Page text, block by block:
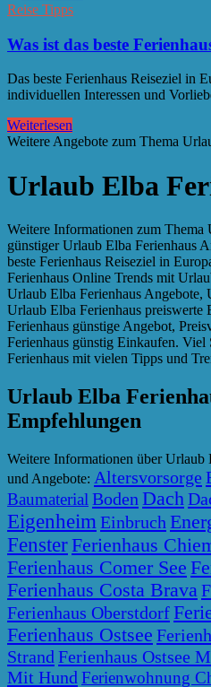
Reise Tipps
Was ist das beste
Das beste Ferienhaus Reiseziel in
individuellen Interessen und
Weiterlesen
Weitere Angebote zum Thema
Urlaub Elba
Weitere Informationen zum Thema
günstiger Urlaub Elba Ferienhaus
beste Ferienhaus Reiseziel in
Ferienhaus Online Trends mit
Urlaub Elba Ferienhaus Angebote,
Urlaub Elba Ferienhaus preiswerte
Ferienhaus günstige Angebot,
Ferienhaus günstig Einkaufen. Viel
Ferienhaus mit vielen Tipps und
Urlaub Elba
Empfehlungen
Weitere Informationen über Urlaub
und Angebote: Altersvorsorge
Baumaterial Boden Dach
Eigenheim Einbruch
FensterFerienhaus
Ferienhaus Comer See
Ferienhaus Costa Brava
Ferienhaus Oberstdorf
Ferienhaus Ostsee
Strand Ferienhaus Ostsee
Mit Hund Ferienwohnung